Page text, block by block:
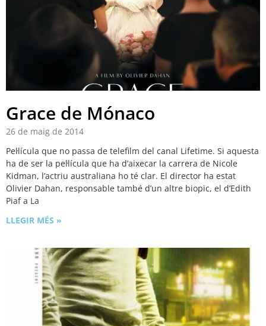
Grace de Mónaco
26 de maig de 2014
Pel·lícula que no passa de telefilm del canal Lifetime. Si aquesta
ha de ser la pel·lícula que ha d’aixecar la carrera de Nicole
Kidman, l’actriu australiana ho té clar. El director ha estat
Olivier Dahan, responsable també d’un altre biopic, el d’Edith
Piaf a La
LLEGIR MÉS »